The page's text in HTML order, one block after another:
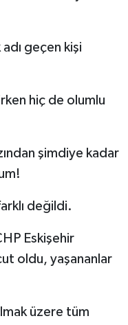
geçen kişi
hiç de olumlu
şimdiye kadar
değildi.
Eskişehir
oldu, yaşananlar
üzere tüm